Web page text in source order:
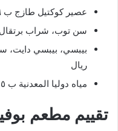
عصير كوكتيل طازج ب ١٦ ريال
سن توب، شراب برتقال
ريال
مياه دوليا المعدنية ب ٥ ريال
تقييم مطعم